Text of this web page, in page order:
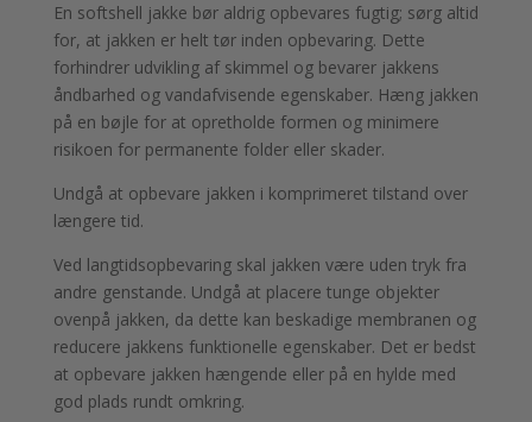
En softshell jakke bør aldrig opbevares fugtig; sørg altid
for, at jakken er helt tør inden opbevaring. Dette
forhindrer udvikling af skimmel og bevarer jakkens
åndbarhed og vandafvisende egenskaber. Hæng jakken
på en bøjle for at opretholde formen og minimere
risikoen for permanente folder eller skader.
Undgå at opbevare jakken i komprimeret tilstand over
længere tid.
Ved langtidsopbevaring skal jakken være uden tryk fra
andre genstande. Undgå at placere tunge objekter
ovenpå jakken, da dette kan beskadige membranen og
reducere jakkens funktionelle egenskaber. Det er bedst
at opbevare jakken hængende eller på en hylde med
god plads rundt omkring.